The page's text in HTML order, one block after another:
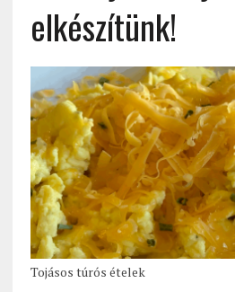
elkészítünk!
Tojásos túrós ételek